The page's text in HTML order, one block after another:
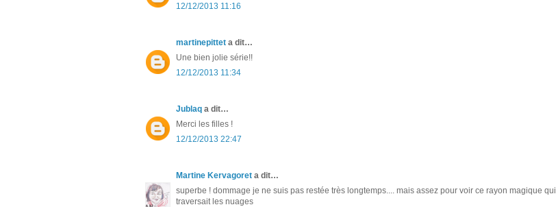
12/12/2013 11:16
martinepittet a dit…
Une bien jolie série!!
12/12/2013 11:34
Jublaq a dit…
Merci les filles !
12/12/2013 22:47
Martine Kervagoret a dit…
superbe ! dommage je ne suis pas restée très longtemps.... mais assez pour voir ce rayon magique qui
traversait les nuages